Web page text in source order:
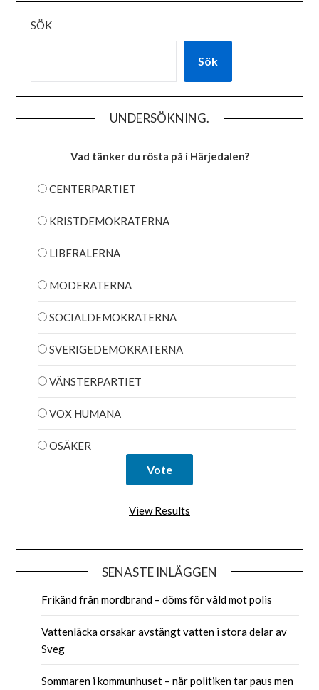
SÖK
Sök
UNDERSÖKNING.
Vad tänker du rösta på i Härjedalen?
CENTERPARTIET
KRISTDEMOKRATERNA
LIBERALERNA
MODERATERNA
SOCIALDEMOKRATERNA
SVERIGEDEMOKRATERNA
VÄNSTERPARTIET
VOX HUMANA
OSÄKER
View Results
SENASTE INLÄGGEN
Frikänd från mordbrand – döms för våld mot polis
Vattenläcka orsakar avstängt vatten i stora delar av
Sveg
Sommaren i kommunhuset – när politiken tar paus men